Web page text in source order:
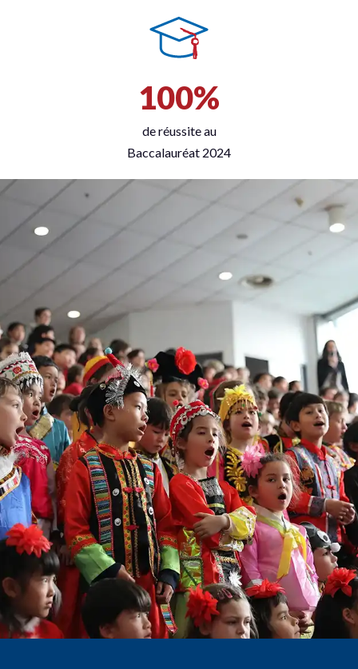
100%
de réussite au
Baccalauréat 2024